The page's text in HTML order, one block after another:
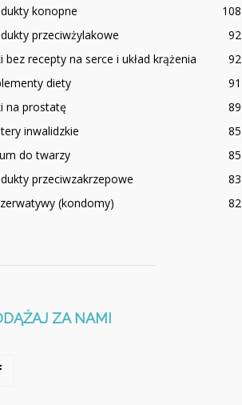
konopne
108
przeciwżylakowe
92
bez recepty na serce i układ krążenia
92
diety
91
na prostatę
89
inwalidzkie
85
do twarzy
85
przeciwzakrzepowe
83
(kondomy)
82
ZA NAMI